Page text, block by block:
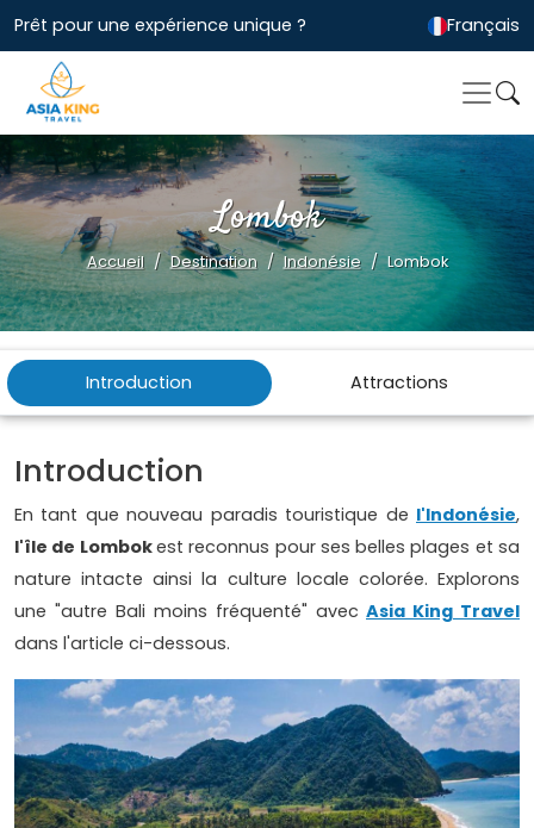
Prêt pour une expérience unique ? Français
Lombok
Accueil Destination Indonésie Lombok
Introduction Attractions
Introduction
En tant que nouveau paradis touristique de l'Indonésie,
l'île de Lombokest reconnus pour ses belles plages et sa
nature intacte ainsi la culture locale colorée. Explorons
une "autre Bali moins fréquenté" avec Asia King Travel
dans l'article ci-dessous.